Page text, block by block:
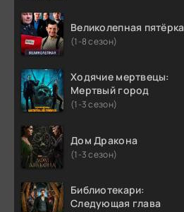
Великолепная пятёрка
(1-8 сезон)
Ходячие мертвецы:
Мертвый город
(1-3 сезон)
Дом Дракона
(1-3 сезон)
Библиотекари:
Следующая глава